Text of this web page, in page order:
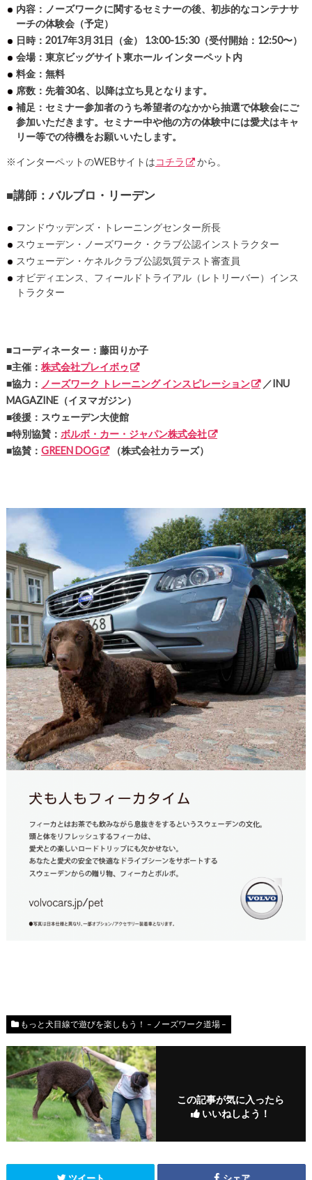
内容：ノーズワークに関するセミナーの後、初歩的なコンテナサ
ーチの体験会（予定）
日時：2017年3月31日（金） 13:00-15:30（受付開始：12:50〜）
会場：東京ビッグサイト東ホール インターペット内
料金：無料
席数：先着30名、以降は立ち見となります。
補足：セミナー参加者のうち希望者のなかから抽選で体験会にご
参加いただきます。セミナー中や他の方の体験中には愛犬はキャ
リー等での待機をお願いいたします。
※インターペットのWEBサイトはコチラ から。
■講師：バルブロ・リーデン
フンドウッデンズ・トレーニングセンター所長
スウェーデン・ノーズワーク・クラブ公認インストラクター
スウェーデン・ケネルクラブ公認気質テスト審査員
オビディエンス、フィールドトライアル（レトリーバー）インス
トラクター
■コーディネーター：藤田りか子
■主催： 株式会社プレイボゥ
■協力： ノーズワーク トレーニング インスピレーション
／INU
MAGAZINE（イヌマガジン）
■後援：スウェーデン大使館
■特別協賛： ボルボ・カー・ジャパン株式会社
■協賛： GREEN DOG （株式会社カラーズ）
もっと犬目線で遊びを楽しもう！ – ノーズワーク道場 –
この記事が気に入ったら
いいねしよう！
ツイート シェア